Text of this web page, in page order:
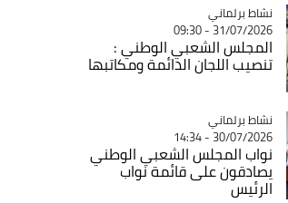
Catégorie
نشاط برلماني
31/07/2026 - 09:30
المجلس الشعبي الوطني :
تنصيب اللجان الدائمة ومكاتبها
Catégorie
نشاط برلماني
30/07/2026 - 14:34
نواب المجلس الشعبي الوطني
يصادقون على قائمة نواب
الرئيس